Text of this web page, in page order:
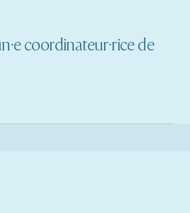
coordinateur·rice de